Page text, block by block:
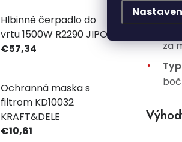
Hlbinné čerpadlo do
vrtu 1500W R2290 JIPOS
€57,34
Ochranná maska s
filtrom KD10032
KRAFT&DELE
€10,61
za